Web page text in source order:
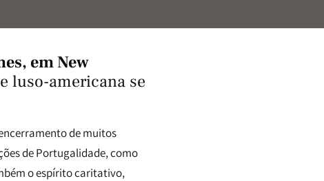
em New
luso-americana se
de muitos
de Portugalidade, como
o espírito caritativo,